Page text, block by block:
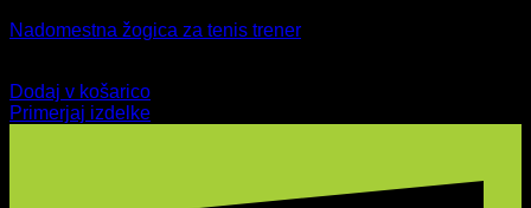
Nadomestna žogica za tenis trener
Dodaj v košarico
Primerjaj izdelke